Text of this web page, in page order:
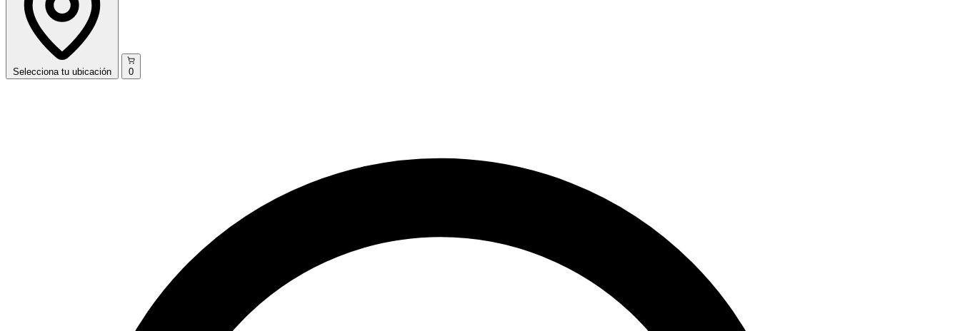
Selecciona tu ubicación 0